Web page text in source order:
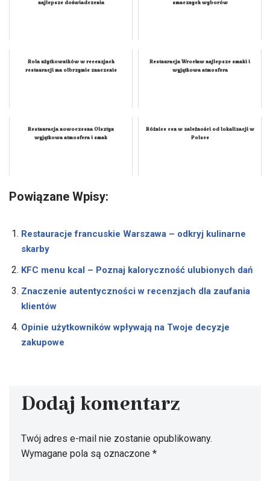
najlepsze doświadczenia
smacznych wyborów
Rola użytkowników w recenzjach
restauracji ma olbrzymie znaczenie
Restauracja Wrocław najlepsze smaki i
wyjątkowa atmosfera
Restauracja nowoczesna Olsztyn
wyjątkowa atmosfera i smak
Różnice cen w zależności od lokalizacji w
Polsce
Powiązane Wpisy:
Restauracje francuskie Warszawa – odkryj kulinarne
skarby
KFC menu kcal – Poznaj kaloryczność ulubionych dań
Znaczenie autentyczności w recenzjach dla zaufania
klientów
Opinie użytkowników wpływają na Twoje decyzje
zakupowe
Dodaj komentarz
Twój adres e-mail nie zostanie opublikowany.
Wymagane pola są oznaczone *